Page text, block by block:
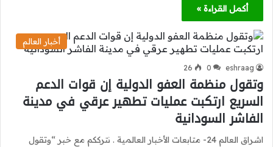
أكمل القراءة »
أخبار العالم
eshraag
0
26
وتقول منظمة العفو الدولية إن قوات الدعم
السريع ارتكبت عمليات تطهير عرقي في مدينة
الفاشر السودانية
اشراق العالم 24- متابعات الأخبار العالمية . نترككم مع خبر “وتقول